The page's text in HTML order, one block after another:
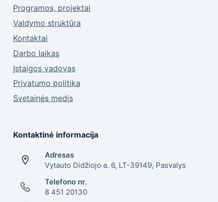
Programos, projektai
Valdymo struktūra
Kontaktai
Darbo laikas
Įstaigos vadovas
Privatumo politika
Svetainės medis
Kontaktinė informacija
Adresas
Vytauto Didžiojo a. 6, LT-39149, Pasvalys
Telefono nr.
8 451 20130